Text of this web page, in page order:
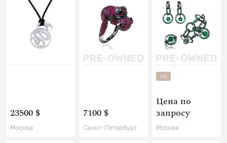
23500 $
Москва
7100 $
Санкт-Петербург
Vip
Цена по
запросу
Москва